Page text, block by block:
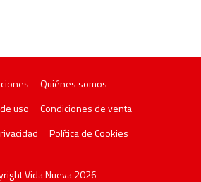
Quiénes somos
uso
Condiciones de venta
Política de Cookies
Vida Nueva 2026